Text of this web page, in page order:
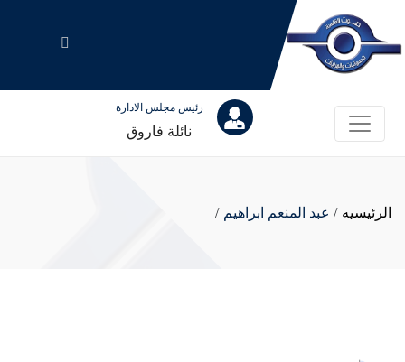
رئيس مجلس الادارة
نائلة فاروق
الرئيسيه / عبد المنعم ابراهيم /